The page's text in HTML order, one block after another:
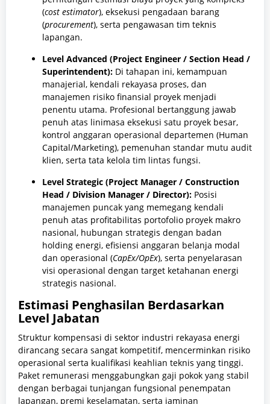
(cost estimator), eksekusi pengadaan barang
(procurement), serta pengawasan tim teknis
lapangan.
Level Advanced (Project Engineer / Section Head /
Superintendent): Di tahapan ini, kemampuan
manajerial, kendali rekayasa proses, dan
manajemen risiko finansial proyek menjadi
penentu utama. Profesional bertanggung jawab
penuh atas linimasa eksekusi satu proyek besar,
kontrol anggaran operasional departemen (Human
Capital/Marketing), pemenuhan standar mutu audit
klien, serta tata kelola tim lintas fungsi.
Level Strategic (Project Manager / Construction
Head / Division Manager / Director): Posisi
manajemen puncak yang memegang kendali
penuh atas profitabilitas portofolio proyek makro
nasional, hubungan strategis dengan badan
holding energi, efisiensi anggaran belanja modal
dan operasional (CapEx/OpEx), serta penyelarasan
visi operasional dengan target ketahanan energi
strategis nasional.
Estimasi Penghasilan Berdasarkan
Level Jabatan
Struktur kompensasi di sektor industri rekayasa energi
dirancang secara sangat kompetitif, mencerminkan risiko
operasional serta kualifikasi keahlian teknis yang tinggi.
Paket remunerasi menggabungkan gaji pokok yang stabil
dengan berbagai tunjangan fungsional penempatan
lapangan, premi keselamatan, serta jaminan